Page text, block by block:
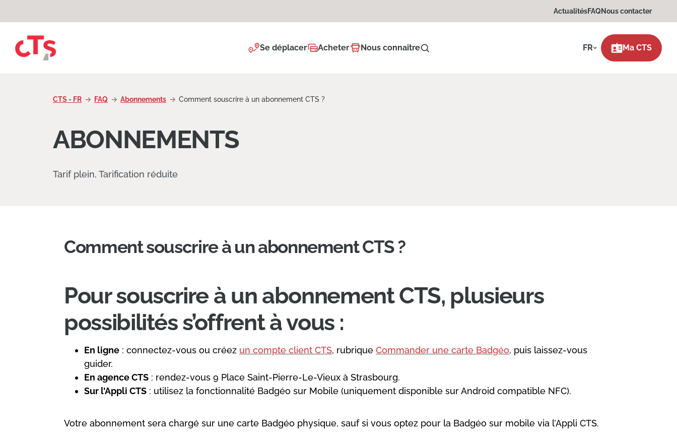
ActualitésFAQ Nous contacter
Se déplacer Acheter Nous connaître FR Ma CTS
CTS - FR FAQ Abonnements Comment souscrire à un abonnement CTS ?
ABONNEMENTS
Tarif plein, Tarification réduite
Comment souscrire à un abonnement CTS ?
Pour souscrire à un abonnement CTS, plusieurs
possibilités s’offrent à vous :
En ligne : connectez-vous ou créez un compte client CTS, rubrique Commander une carte Badgéo, puis laissez-vous
guider.
En agence CTS : rendez-vous 9 Place Saint-Pierre-Le-Vieux à Strasbourg.
Sur l’Appli CTS : utilisez la fonctionnalité Badgéo sur Mobile (uniquement disponible sur Android compatible NFC).
Votre abonnement sera chargé sur une carte Badgéo physique, sauf si vous optez pour la Badgéo sur mobile via l’Appli CTS.